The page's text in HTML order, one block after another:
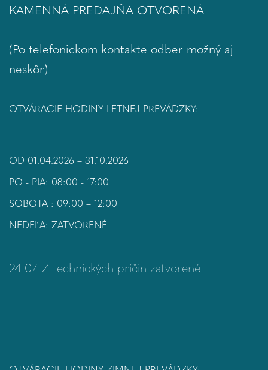
KAMENNÁ PREDAJŇA OTVORENÁ
(Po telefonickom kontakte odber možný aj
neskôr)
OTVÁRACIE HODINY LETNEJ PREVÁDZKY:
OD 01.04.2026 – 31.10.2026
PO - PIA: 08:00 - 17:00
SOBOTA : 09:00 – 12:00
NEDEĽA: ZATVORENÉ
24.07. Z technických príčin zatvorené